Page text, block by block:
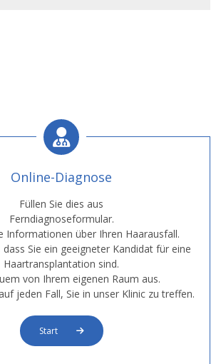
Online-Diagnose
Füllen Sie dies aus
Ferndiagnoseformular.
Informationen über Ihren Haarausfall.
Sie ein geeigneter Kandidat für eine
Haartransplantation sind.
von Ihrem eigenen Raum aus.
jeden Fall, Sie in unser Klinic zu treffen.
Start